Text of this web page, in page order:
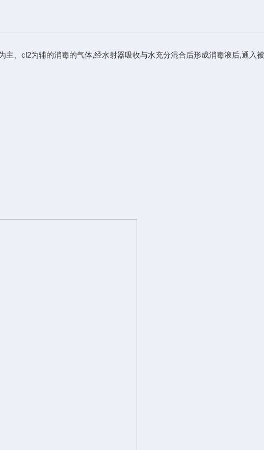
、cl2为辅的消毒的气体,经水射器吸收与水充分混合后形成消毒液后,通入